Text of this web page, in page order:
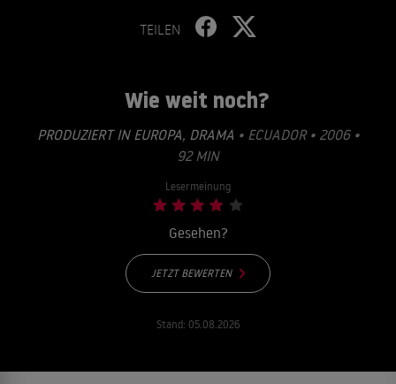
TEILEN
Wie weit noch?
PRODUZIERT IN EUROPA, DRAMA • ECUADOR • 2006 •
92 MIN
Lesermeinung
Gesehen?
JETZT BEWERTEN
Stand: 05.08.2026